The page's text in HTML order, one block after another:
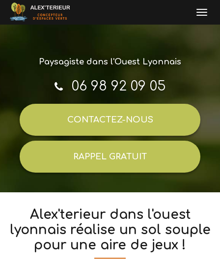
Paysagiste dans l'Ouest Lyonnais
06 98 92 09 05
CONTACTEZ-NOUS
RAPPEL GRATUIT
Alex'terieur dans l'ouest
lyonnais réalise un sol souple
pour une aire de jeux !